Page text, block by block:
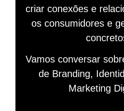
criar conexões e
os consumidores e
Vamos conversar
de Branding,
Marketing